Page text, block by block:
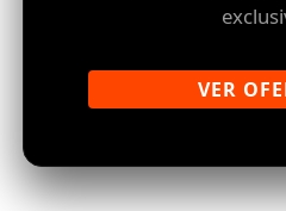
VER